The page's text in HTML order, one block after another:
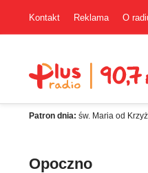
Kontakt Reklama O
Patron dnia: św. Maria od
Opoczno